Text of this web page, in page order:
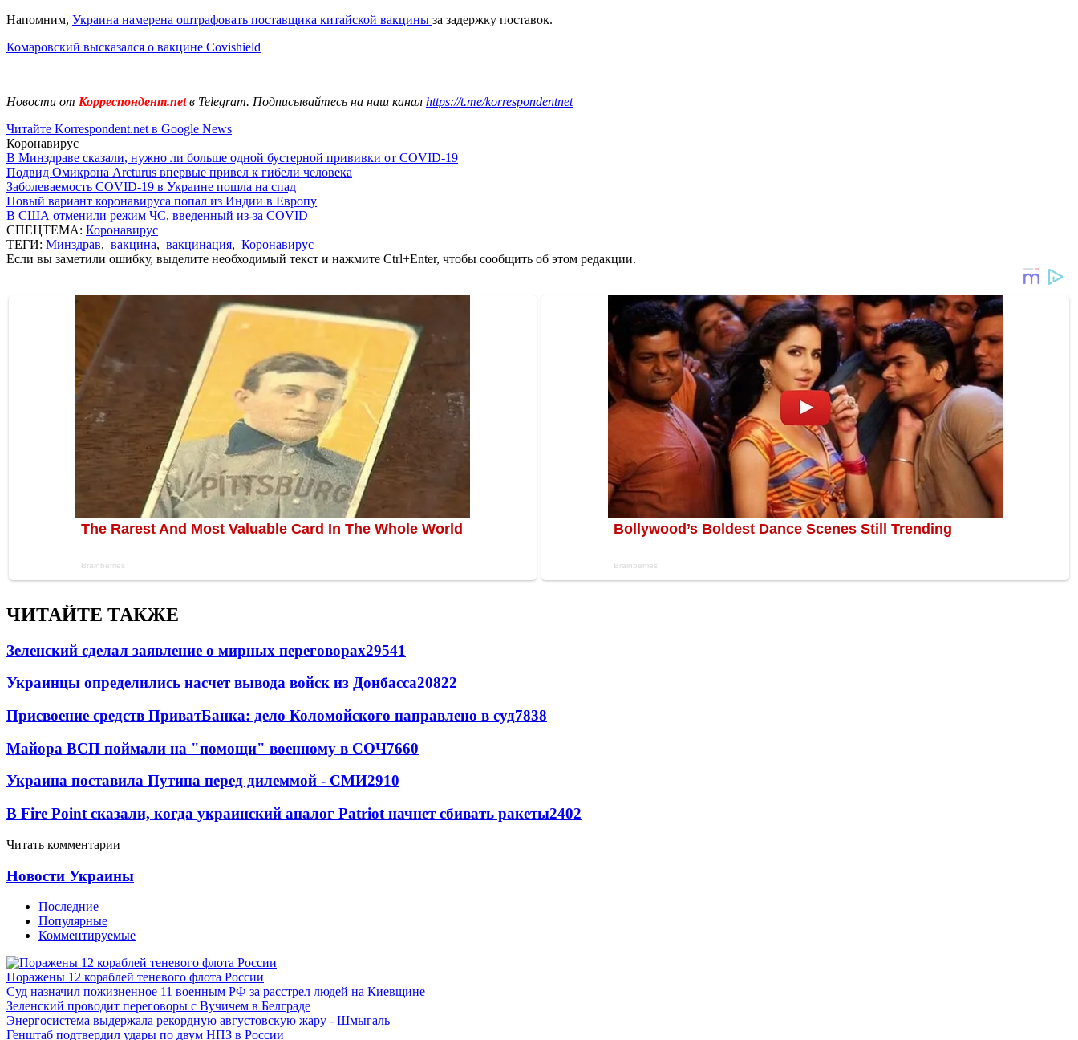
Напомним, Украина намерена оштрафовать поставщика китайской вакцины за задержку поставок.
Комаровский высказался о вакцине Covishield
Новости от Корреспондент.netв Telegram. Подписывайтесь на наш канал https://t.me/korrespondentnet
Читайте Korrespondent.net в Google News
Коронавирус
В Минздраве сказали, нужно ли больше одной бустерной прививки от COVID-19
Подвид Омикрона Arcturus впервые привел к гибели человека
Заболеваемость COVID-19 в Украине пошла на спад
Новый вариант коронавируса попал из Индии в Европу
В США отменили режим ЧС, введенный из-за COVID
СПЕЦТЕМА: Коронавирус
ТЕГИ: Минздрав, вакцина, вакцинация, Коронавирус
Если вы заметили ошибку, выделите необходимый текст и нажмите Ctrl+Enter, чтобы сообщить об этом редакции.
ЧИТАЙТЕ ТАКЖЕ
Зеленский сделал заявление о мирных переговорах29541
Украинцы определились насчет вывода войск из Донбасса20822
Присвоение средств ПриватБанка: дело Коломойского направлено в суд7838
Майора ВСП поймали на "помощи" военному в СОЧ7660
Украина поставила Путина перед дилеммой - СМИ2910
В Fire Point сказали, когда украинский аналог Patriot начнет сбивать ракеты2402
Читать комментарии
Новости Украины
Последние
Популярные
Комментируемые
Поражены 12 кораблей теневого флота России
Суд назначил пожизненное 11 военным РФ за расстрел людей на Киевщине
Зеленский проводит переговоры с Вучичем в Белграде
Энергосистема выдержала рекордную августовскую жару - Шмыгаль
Генштаб подтвердил удары по двум НПЗ в России